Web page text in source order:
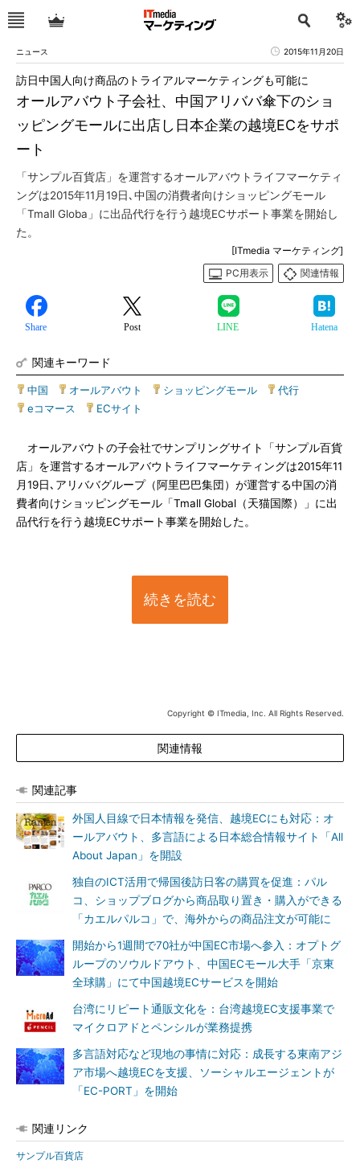
ニュース 2015年11月20日
オールアバウト子会社、中国アリババ傘下のショ
ッピングモールに出店し日本企業の越境ECをサポ
ート
訪日中国人向け商品のトライアルマーケティングも可能に
「サンプル百貨店」を運営するオールアバウトライフマーケティ
ングは2015年11月19日､中国の消費者向けショッピングモール
「Tmall Globa」に出品代行を行う越境ECサポート事業を開始し
た。
[ITmedia マーケティング]
PC用表示
関連情報
Share Post LINE Hatena
関連キーワード
中国 オールアバウト ショッピングモール 代行
eコマース
ECサイト
オールアバウトの子会社でサンプリングサイト「サンプル百貨
店」を運営するオールアバウトライフマーケティングは2015年11
月19日､アリババグループ（阿里巴巴集団）が運営する中国の消
費者向けショッピングモール「Tmall Global（天猫国際）」に出
品代行を行う越境ECサポート事業を開始した。
続きを読む
Copyright © ITmedia, Inc. All Rights Reserved.
関連情報
関連記事
外国人目線で日本情報を発信、越境ECにも対応：オ
ールアバウト、多言語による日本総合情報サイト「All
About Japan」を開設
独自のICT活用で帰国後訪日客の購買を促進：パル
コ、ショップブログから商品取り置き・購入ができる
「カエルパルコ」で、海外からの商品注文が可能に
開始から1週間で70社が中国EC市場へ参入：オプトグ
ループのソウルドアウト、中国ECモール大手「京東
全球購」にて中国越境ECサービスを開始
台湾にリピート通販文化を：台湾越境EC支援事業で
マイクロアドとペンシルが業務提携
多言語対応など現地の事情に対応：成長する東南アジ
ア市場へ越境ECを支援、ソーシャルエージェントが
「EC-PORT」を開始
関連リンク
サンプル百貨店